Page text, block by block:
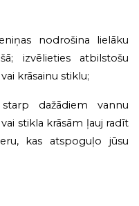
nodrošina lielāku
izvēlieties atbilstošu
krāsainu stiklu;
dažādiem vannu
stikla krāsām ļauj radīt
kas atspoguļo jūsu